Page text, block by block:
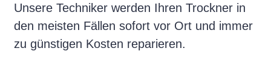
Unsere Techniker werden Ihren Trockner in
den meisten Fällen sofort vor Ort und immer
zu günstigen Kosten reparieren.